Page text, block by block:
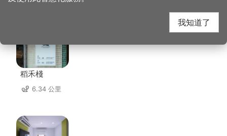
稻禾棧
6.34 公里
我知道了